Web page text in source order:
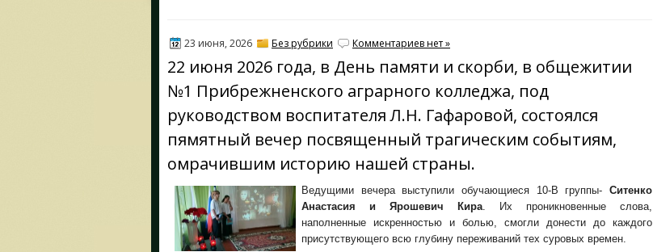
23 июня, 2026 Без рубрики Комментариев нет »
22 июня 2026 года, в День памяти и скорби, в общежитии
№1 Прибрежненского аграрного колледжа, под
руководством воспитателя Л.Н. Гафаровой, состоялся
пямятный вечер посвященный трагическим событиям,
омрачившим историю нашей страны.
Ведущими вечера выступили обучающиеся 10-В группы- Ситенко
Анастасия и Ярошевич Кира. Их проникновенные слова,
наполненные искренностью и болью, смогли донести до каждого
присутствующего всю глубину переживаний тех суровых времен.